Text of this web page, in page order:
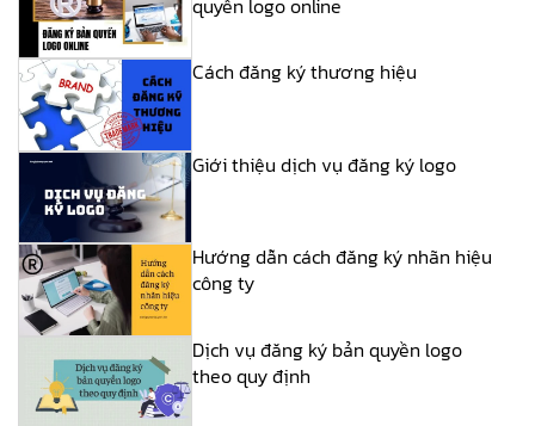
Cách đăng ký thương hiệu
Giới thiệu dịch vụ đăng ký logo
Hướng dẫn cách đăng ký nhãn hiệu
công ty
Dịch vụ đăng ký bản quyền logo
theo quy định